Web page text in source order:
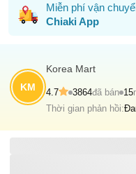
Miễn phí vận
Chiaki App
KM
Korea Mart
4.7 3864đã bán 15
Thời gian phản hồi: